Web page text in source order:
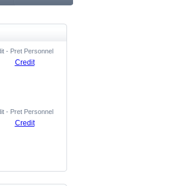
- Pret Personnel
- Pret Personnel